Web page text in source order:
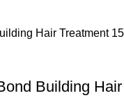
Building